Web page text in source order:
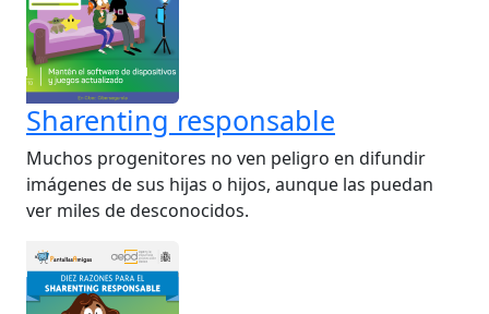
Sharenting responsable
Muchos progenitores no ven peligro en difundir
imágenes de sus hijas o hijos, aunque las puedan
ver miles de desconocidos.